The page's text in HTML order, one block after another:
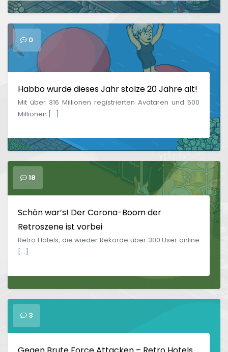
0
Habbo wurde dieses Jahr stolze 20 Jahre alt!
Mit über 316 Millionen registrierten Avataren und 500
Millionen […]
18
Schön war’s! Der Corona-Boom der
Retroszene ist vorbei
Retro Hotels, die wieder Rekorde über 300 User online
[…]
3